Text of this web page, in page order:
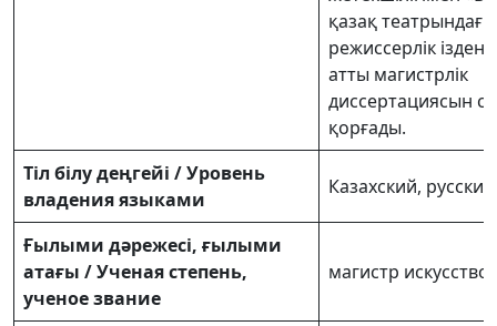
қазақ театрындағы
режиссерлік
атты магистрлік
диссертациясын
қорғады.
Тiл бiлу деңгейі / Уровень
владения языками
Казахский, русский
Ғылыми дәрежесі, ғылыми
атағы / Ученая степень,
ученое звание
магистр